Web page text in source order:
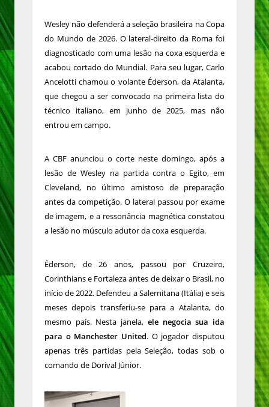
Wesley não defenderá a seleção brasileira na Copa
do Mundo de 2026. O lateral-direito da Roma foi
diagnosticado com uma lesão na coxa esquerda e
acabou cortado do Mundial. Para seu lugar, Carlo
Ancelotti chamou o volante Éderson, da Atalanta,
que chegou a ser convocado na primeira lista do
técnico italiano, em junho de 2025, mas não
entrou em campo.
A CBF anunciou o corte neste domingo, após a
lesão de Wesley na partida contra o Egito, em
Cleveland, no último amistoso de preparação
antes da competição. O lateral passou por exame
de imagem, e a ressonância magnética constatou
a lesão no músculo adutor da coxa esquerda.
Éderson, de 26 anos, passou por Cruzeiro,
Corinthians e Fortaleza antes de deixar o Brasil, no
início de 2022. Defendeu a Salernitana (Itália) e seis
meses depois transferiu-se para a Atalanta, do
mesmo país. Nesta janela, ele negocia sua ida
para o Manchester United. O jogador disputou
apenas três partidas pela Seleção, todas sob o
comando de Dorival Júnior.